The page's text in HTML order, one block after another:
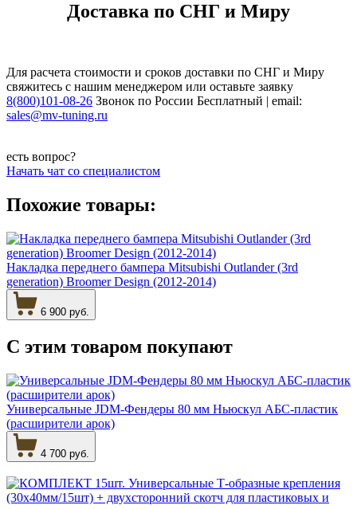
Доставка по СНГ и Миру
Для расчета стоимости и сроков доставки по СНГ и Миру
свяжитесь с нашим менеджером или оставьте заявку
8(800)101-08-26 Звонок по России Бесплатный | email:
sales@mv-tuning.ru
есть вопрос?
Начать чат со специалистом
Похожие товары:
Накладка переднего бампера Mitsubishi Outlander (3rd
generation) Broomer Design (2012-2014)
6 900 руб.
С этим товаром покупают
Универсальные JDM-Фендеры 80 мм Ньюскул АБС-пластик
(расширители арок)
4 700 руб.